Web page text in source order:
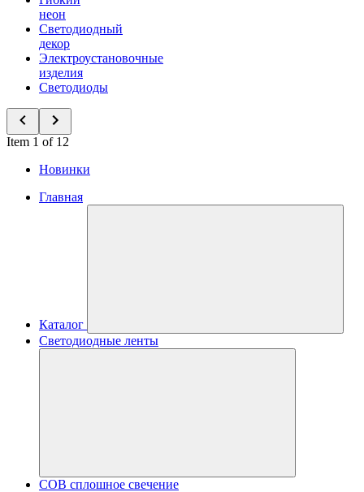
неон
Светодиодный
декор
Электроустановочные
изделия
Светодиоды
Item 1 of 12
Новинки
Главная
Каталог
Светодиодные ленты
COB сплошное свечение